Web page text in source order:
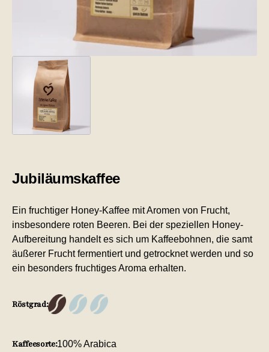
Jubiläumskaffee
Ein fruchtiger Honey-Kaffee mit Aromen von Frucht,
insbesondere roten Beeren. Bei der speziellen Honey-
Aufbereitung handelt es sich um Kaffeebohnen, die samt
äußerer Frucht fermentiert und getrocknet werden und so
ein besonders fruchtiges Aroma erhalten.
Röstgrad:
Kaffeesorte:100% Arabica